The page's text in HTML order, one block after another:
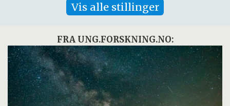
Vis alle stillinger
FRA UNG.FORSKNING.NO: